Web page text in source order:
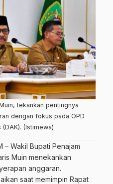
tekankan pentingnya
dengan fokus pada OPD
(Istimewa)
– Wakil Bupati Penajam
Muin menekankan
anggaran.
saat memimpin Rapat